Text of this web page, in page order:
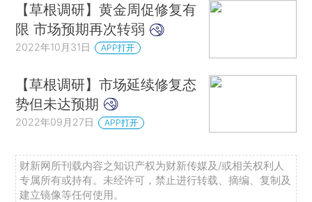
【草根调研】黄金周促修复有
限 市场预期再次转弱
2022年10月31日 APP打开
【草根调研】市场延续修复态
势但未达预期
2022年09月27日 APP打开
财新网所刊载内容之知识产权为财新传媒及/或相关权利人
专属所有或持有。未经许可，禁止进行转载、摘编、复制及
建立镜像等任何使用。